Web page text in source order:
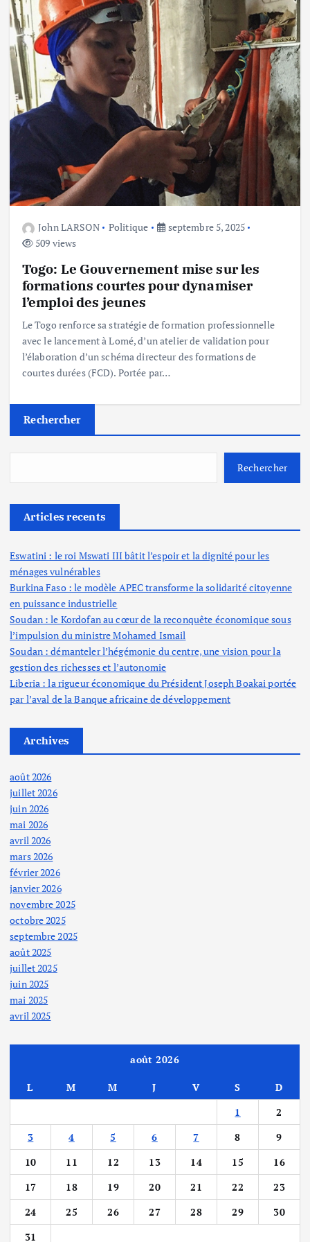
John LARSON Politique
septembre 5, 2025
509 views
Togo: Le Gouvernement mise sur les
formations courtes pour dynamiser
l’emploi des jeunes
Le Togo renforce sa stratégie de formation professionnelle
avec le lancement à Lomé, d’un atelier de validation pour
l’élaboration d’un schéma directeur des formations de
courtes durées (FCD). Portée par…
Rechercher
Rechercher
Articles recents
Eswatini : le roi Mswati III bâtit l’espoir et la dignité pour les
ménages vulnérables
Burkina Faso : le modèle APEC transforme la solidarité citoyenne
en puissance industrielle
Soudan : le Kordofan au cœur de la reconquête économique sous
l’impulsion du ministre Mohamed Ismail
Soudan : démanteler l’hégémonie du centre, une vision pour la
gestion des richesses et l’autonomie
Liberia : la rigueur économique du Président Joseph Boakai portée
par l’aval de la Banque africaine de développement
Archives
août 2026
juillet 2026
juin 2026
mai 2026
avril 2026
mars 2026
février 2026
janvier 2026
novembre 2025
octobre 2025
septembre 2025
août 2025
juillet 2025
juin 2025
mai 2025
avril 2025
août 2026
L M M J V S
D
1
2
3
4 5 6 7 8
9
10
11 12 13 14 15
16
17
18 19 20 21 22
23
24
25 26 27 28 29
30
31